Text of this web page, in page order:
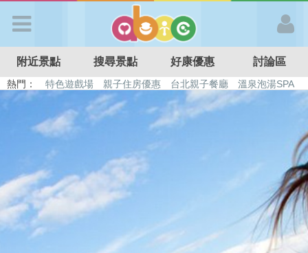
APP登入
首 頁
搜尋景點
好康優惠
附近景點 搜尋景點 好康優惠 討論區
熱門： 特色遊戲場 親子住房優惠 台北親子餐廳
溫泉泡湯SPA
溜滑梯民宿
觀光工廠 日本親子景點